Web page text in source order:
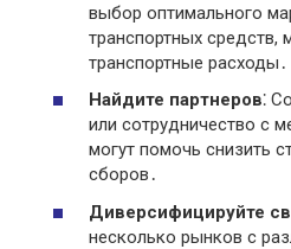
выбор оптимального
транспортных средств,
транспортные расходы․
Найдите партнеров⁚
или сотрудничество с
могут помочь снизить
сборов․
Диверсифицируйте
несколько рынков с